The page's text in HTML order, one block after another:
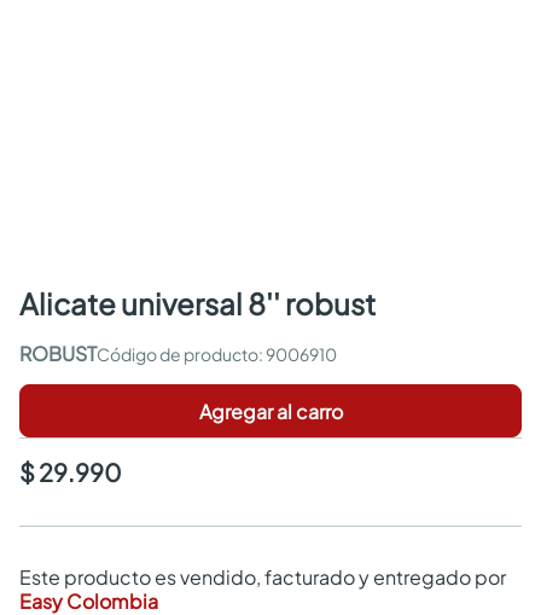
alicate universal 8'' robust
ROBUST :9006910
Agregar al carro
$ 29.990
Este producto es vendido, facturado y entregado por
Easy Colombia